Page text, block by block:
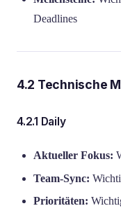
Deadlines
4.2 Technische
4.2.1 Daily
Aktueller Fokus:
Team-Sync:
Prioritäten: